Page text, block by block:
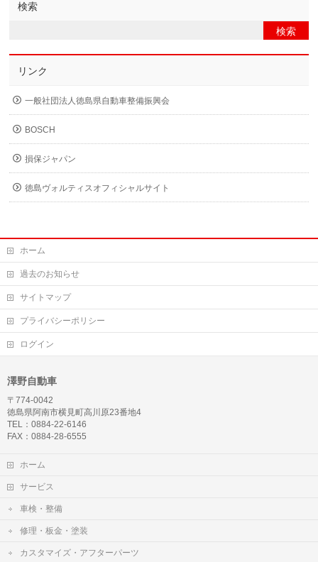
検索
リンク
一般社団法人徳島県自動車整備振興会
BOSCH
損保ジャパン
徳島ヴォルティスオフィシャルサイト
ホーム
過去のお知らせ
サイトマップ
プライバシーポリシー
ログイン
澤野自動車
〒774-0042
徳島県阿南市横見町高川原23番地4
TEL：0884-22-6146
FAX：0884-28-6555
ホーム
サービス
車検・整備
修理・板金・塗装
カスタマイズ・アフターパーツ